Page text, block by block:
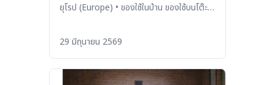
ยุโรป (Europe) • ของใช้ในบ้าน ของใช้บนโต๊ะ
Kitchenware)
29 มิถุนายน 2569